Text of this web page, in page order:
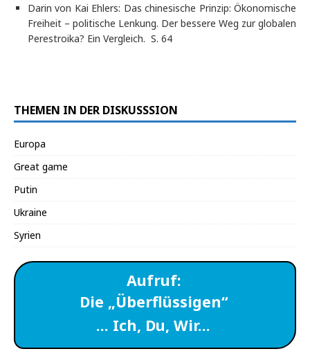
Darin von Kai Ehlers: Das chinesische Prinzip: Ökonomische
Freiheit – politische Lenkung. Der bessere Weg zur globalen
Perestroika? Ein Vergleich. S. 64
THEMEN IN DER DISKUSSSION
Europa
Great game
Putin
Ukraine
Syrien
Aufruf:
Die „Überflüssigen“
… Ich, Du, Wir…